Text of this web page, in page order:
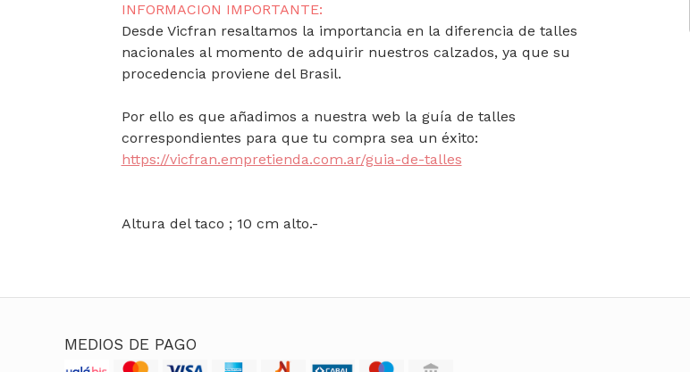
INFORMACION IMPORTANTE:
Desde Vicfran resaltamos la importancia en la diferencia de talles
nacionales al momento de adquirir nuestros calzados, ya que su
procedencia proviene del Brasil.
Por ello es que añadimos a nuestra web la guía de talles
correspondientes para que tu compra sea un éxito:
https://vicfran.empretienda.com.ar/guia-de-talles
Altura del taco ; 10 cm alto.-
MEDIOS DE PAGO